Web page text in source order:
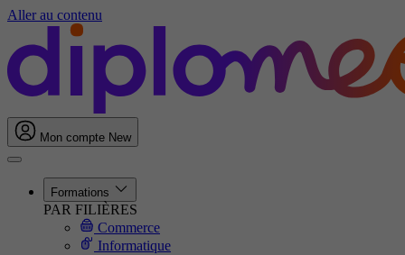
Aller au contenu
Mon compte New
Formations
PAR FILIÈRES
Commerce
Informatique